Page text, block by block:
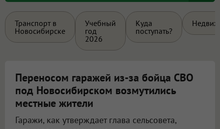
Транспорт в
Новосибирске
Учебный
год
2026
Куда
поступать?
Переносом гаражей из-за бойца СВО
под Новосибирском возмутились
местные жители
Гаражи, как утверждает глава сельсовета,